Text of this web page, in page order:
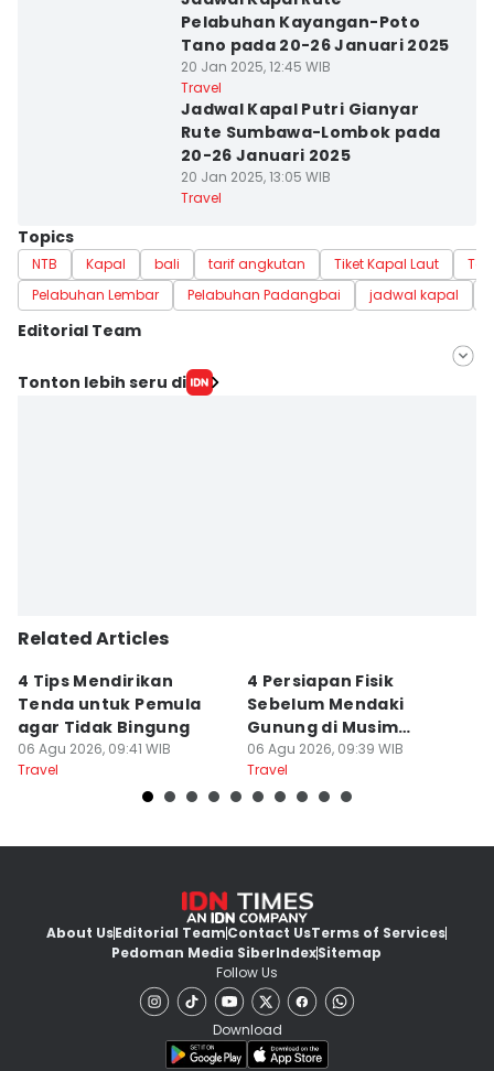
Pelabuhan Kayangan-Poto
Tano pada 20-26 Januari 2025
20 Jan 2025, 12:45 WIB
Travel
Jadwal Kapal Putri Gianyar
Rute Sumbawa-Lombok pada
20-26 Januari 2025
20 Jan 2025, 13:05 WIB
Travel
Topics
NTB Kapal bali tarif angkutan Tiket Kapal Laut
Pelabuhan Lembar
Pelabuhan Padangbai jadwal kapal
Editorial Team
Editor
Tonton lebih seru di
Related Articles
4 Tips Mendirikan
Tenda untuk Pemula
agar Tidak Bingung
06 Agu 2026, 09:41 WIB
Travel
4 Persiapan Fisik
Sebelum Mendaki
Gunung di Musim
Kemarau
06 Agu 2026, 09:39 WIB
Travel
About UsEditorial TeamContact UsTerms of Services
Pedoman Media SiberIndexSitemap
Follow Us
Download